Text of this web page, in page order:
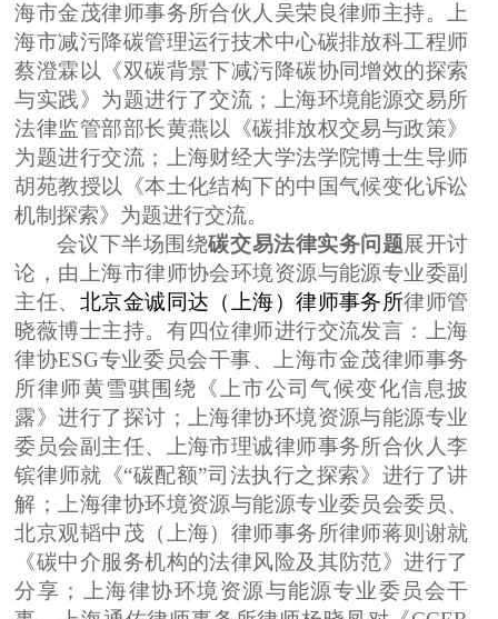
海市金茂律师事务所合伙人吴荣良律师主持。上
海市减污降碳管理运行技术中心碳排放科工程师
蔡澄霖以《双碳背景下减污降碳协同增效的探索
与实践》为题进行了交流；上海环境能源交易所
法律监管部部长黄燕以《碳排放权交易与政策》
为题进行交流；上海财经大学法学院博士生导师
胡苑教授以《本土化结构下的中国气候变化诉讼
机制探索》为题进行交流。
会议下半场围绕碳交易法律实务问题展开讨
论，由上海市律师协会环境资源与能源专业委副
主任、 北京金诚同达（上海）律师事务所律师管
晓薇博士主持。有四位律师进行交流发言：
上海
律协ESG专业委员会干事、上海市金茂律师事务
所律师黄雪骐围绕《上市公司气候变化信息披
露》进行了探讨；上海律协环境资源与能源专业
委员会副主任、上海市理诚律师事务所合伙人李
镔律师就《“碳配额”司法执行之探索》进行了讲
解；上海律协环境资源与能源专业委员会委员、
北京观韬中茂（上海）律师事务所律师蒋则谢就
《碳中介服务机构的法律风险及其防范》进行了
分享；上海律协环境资源与能源专业委员会干